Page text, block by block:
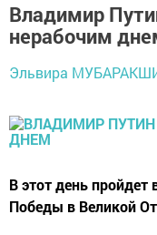
Владимир
нерабочим
Эльвира
В этот день пройдет
Победы в Великой